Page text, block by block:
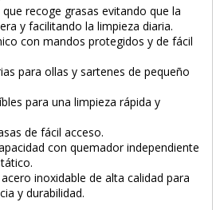
recoge grasas evitando que la
y facilitando la limpieza diaria.
con mandos protegidos y de fácil
para ollas y sartenes de pequeño
para una limpieza rápida y
de fácil acceso.
con quemador independiente
inoxidable de alta calidad para
y durabilidad.